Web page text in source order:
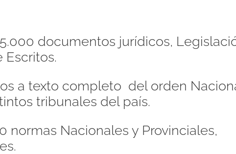
documentos jurídicos,
a texto completo del orden
tribunales del país.
normas Nacionales y Provinciales,